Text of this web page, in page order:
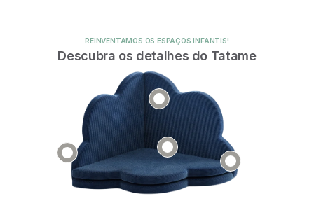
REINVENTAMOS OS ESPAÇOS INFANTIS!
Descubra os detalhes do Tatame